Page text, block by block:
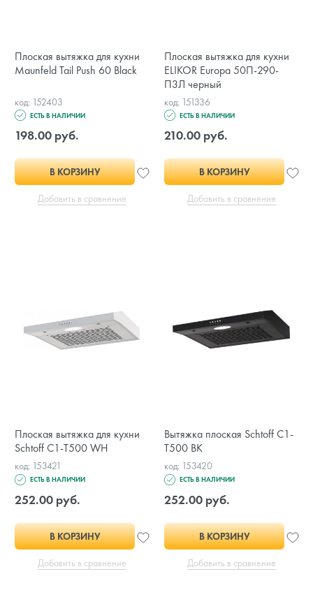
Плоская вытяжка для кухни
Maunfeld Tail Push 60 Black
код: 152403
ЕСТЬ В НАЛИЧИИ
198.00 руб.
В КОРЗИНУ
Добавить в сравнение
Плоская вытяжка для кухни
ELIKOR Europa 50П-290-
П3Л черный
код: 151336
ЕСТЬ В НАЛИЧИИ
210.00 руб.
В КОРЗИНУ
Добавить в сравнение
Плоская вытяжка для кухни
Schtoff C1-T500 WH
код: 153421
ЕСТЬ В НАЛИЧИИ
252.00 руб.
В КОРЗИНУ
Добавить в сравнение
Вытяжка плоская Schtoff C1-
T500 BK
код: 153420
ЕСТЬ В НАЛИЧИИ
252.00 руб.
В КОРЗИНУ
Добавить в сравнение